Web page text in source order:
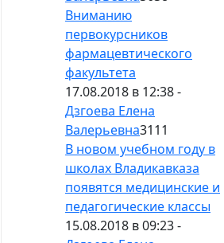
Вниманию
первокурсников
фармацевтического
факультета
17.08.2018 в 12:38 -
Дзгоева Елена
Валерьевна3111
В новом учебном году в
школах Владикавказа
появятся медицинские и
педагогические классы
15.08.2018 в 09:23 -